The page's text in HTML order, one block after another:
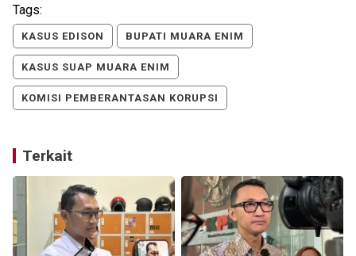
Tags:
KASUS EDISON BUPATI MUARA ENIM
KASUS SUAP MUARA ENIM
KOMISI PEMBERANTASAN KORUPSI
Terkait